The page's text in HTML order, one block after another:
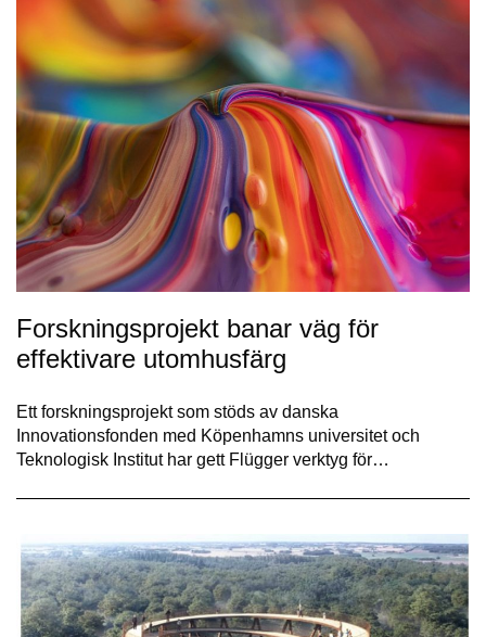
Forskningsprojekt banar väg för
effektivare utomhusfärg
Ett forskningsprojekt som stöds av danska
Innovationsfonden med Köpenhamns universitet och
Teknologisk Institut har gett Flügger verktyg för…